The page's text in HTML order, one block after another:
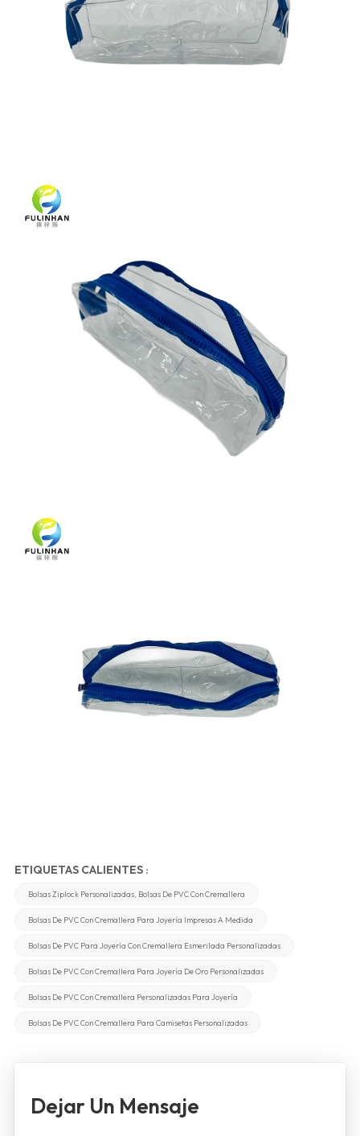
ETIQUETAS CALIENTES :
Bolsas Ziplock Personalizadas, Bolsas De PVC Con Cremallera
Bolsas De PVC Con Cremallera Para Joyería Impresas A Medida
Bolsas De PVC Para Joyería Con Cremallera Esmerilada Personalizadas
Bolsas De PVC Con Cremallera Para Joyería De Oro Personalizadas
Bolsas De PVC Con Cremallera Personalizadas Para Joyería
Bolsas De PVC Con Cremallera Para Camisetas Personalizadas
Dejar Un Mensaje